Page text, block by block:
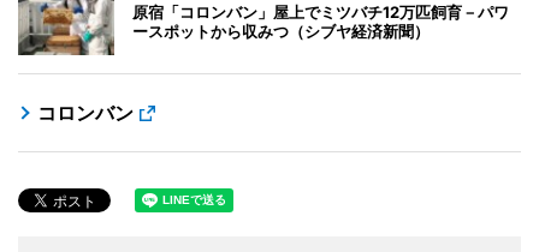
原宿「コロンバン」屋上でミツバチ12万匹飼育－パワ
ースポットから収みつ（シブヤ経済新聞）
コロンバン